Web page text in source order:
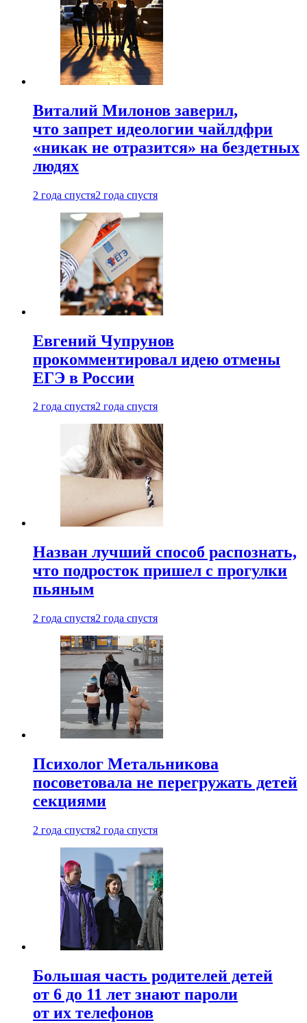
Виталий Милонов заверил,
что запрет идеологии чайлдфри
«никак не отразится» на бездетных
людях
2 года спустя2 года спустя
Евгений Чупрунов
прокомментировал идею отмены
ЕГЭ в России
2 года спустя2 года спустя
Назван лучший способ распознать,
что подросток пришел с прогулки
пьяным
2 года спустя2 года спустя
Психолог Метальникова
посоветовала не перегружать детей
секциями
2 года спустя2 года спустя
Большая часть родителей детей
от 6 до 11 лет знают пароли
от их телефонов